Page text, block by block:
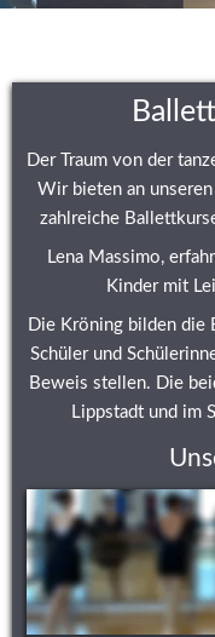
Der Traum von der
Wir bieten an
zahlreiche
Lena Massimo,
Kinder mit
Die Kröning bilden die
Schüler und
Beweis stellen. Die
Lippstadt und im